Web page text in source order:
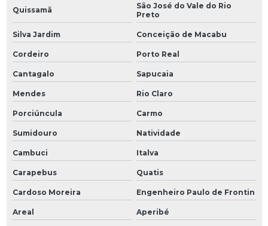
Quissamã
São José do Vale do Rio
Preto
Silva Jardim Conceição de Macabu
Cordeiro Porto Real
Cantagalo Sapucaia
Mendes Rio Claro
Porciúncula Carmo
Sumidouro Natividade
Cambuci Italva
Carapebus Quatis
Cardoso Moreira Engenheiro Paulo de Frontin
Areal Aperibé